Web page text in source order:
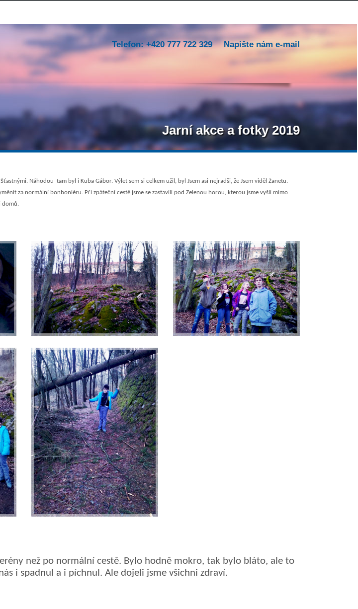
Telefon: +420 777 722 329 Napište nám e-mail
Jarní akce a fotky 2019
Náhodou tam byl i Kuba Gábor. Výlet sem si celkem užil, byl Jsem asi nejradši, že Jsem viděl Žanetu.
za normální bonboniéru. Při zpáteční cestě jsme se zastavili pod Zelenou horou, kterou jsme vyšli mimo
domů.
než po normá lní cestě. Bylo hodně mokro, tak bylo bláto, ale to
i spadnul a i píchnul. Ale dojeli jsme všichni zdraví.